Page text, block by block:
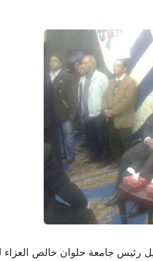
قنديل رئيس جامعة حلوان خالص